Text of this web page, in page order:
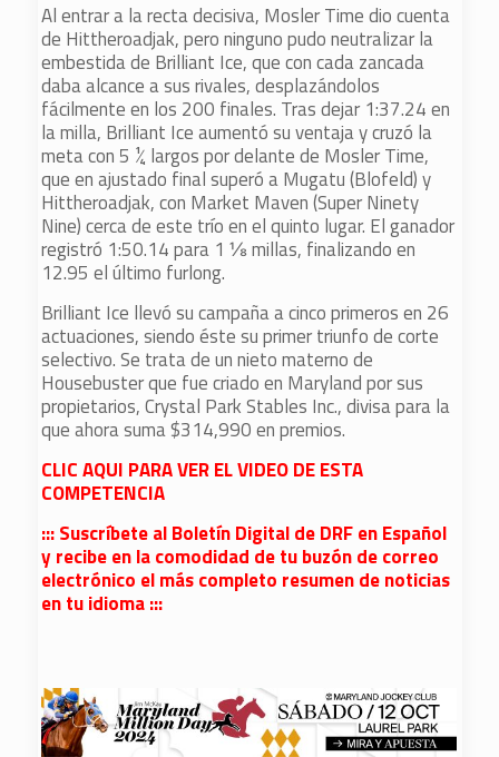
Al entrar a la recta decisiva, Mosler Time dio cuenta
de Hittheroadjak, pero ninguno pudo neutralizar la
embestida de Brilliant Ice, que con cada zancada
daba alcance a sus rivales, desplazándolos
fácilmente en los 200 finales. Tras dejar 1:37.24 en
la milla, Brilliant Ice aumentó su ventaja y cruzó la
meta con 5 ¼ largos por delante de Mosler Time,
que en ajustado final superó a Mugatu (Blofeld) y
Hittheroadjak, con Market Maven (Super Ninety
Nine) cerca de este trío en el quinto lugar. El ganador
registró 1:50.14 para 1 ⅛ millas, finalizando en
12.95 el último furlong.
Brilliant Ice llevó su campaña a cinco primeros en 26
actuaciones, siendo éste su primer triunfo de corte
selectivo. Se trata de un nieto materno de
Housebuster que fue criado en Maryland por sus
propietarios, Crystal Park Stables Inc., divisa para la
que ahora suma $314,990 en premios.
CLIC AQUI PARA VER EL VIDEO DE ESTA
COMPETENCIA
::: Suscríbete al Boletín Digital de DRF en Español
y recibe en la comodidad de tu buzón de correo
electrónico el más completo resumen de noticias
en tu idioma :::